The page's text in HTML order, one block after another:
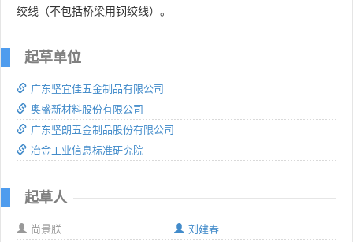
绞线（不包括桥梁用钢绞线）。
起草单位
广东坚宜佳五金制品有限公司
奥盛新材料股份有限公司
广东坚朗五金制品股份有限公司
冶金工业信息标准研究院
起草人
尚景朕
刘建春